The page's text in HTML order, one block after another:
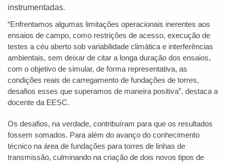
instrumentadas.
“Enfrentamos algumas limitações operacionais inerentes aos
ensaios de campo, como restrições de acesso, execução de
testes a céu aberto sob variabilidade climática e interferências
ambientais, sem deixar de citar a longa duração dos ensaios,
com o objetivo de simular, de forma representativa, as
condições reais de carregamento de fundações de torres,
desafios esses que superamos de maneira positiva”, destaca a
docente da EESC.
Os desafios, na verdade, contribuíram para que os resultados
fossem somados. Para além do avanço do conhecimento
técnico na área de fundações para torres de linhas de
transmissão, culminando na criação de dois novos tipos de